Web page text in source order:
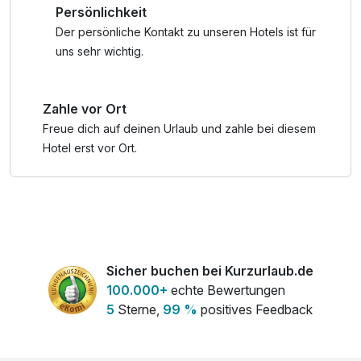
Der Spabereich mit Hallenbad, Sauna, Dampfbad, Infrarot
Kabine, Relax Lounge, Ruheraum und
entfernten Schafalm mit Natursee. Der Zutritt zum
Natursee, dem einzigen See im Hochtal, ist ausschließlich
unseren Hotelgästen vorbehalten.
Das neu renovierte Restaurant bietet Sitzplätze für ca. 60
Personen im Inneren und 40 Personen auf unserer
Sonnenterrasse. Der abgezäunte Kinderspielplatz befindet
Persönlichkeit
Der persönliche Kontakt zu unseren Hotels ist für
uns sehr wichtig.
Zahle vor Ort
Freue dich auf deinen Urlaub und zahle bei diesem
Hotel erst vor Ort.
Sicher buchen bei Kurzurlaub.de
100.000+ echte Bewertungen
5 Sterne, 99 % positives Feedback